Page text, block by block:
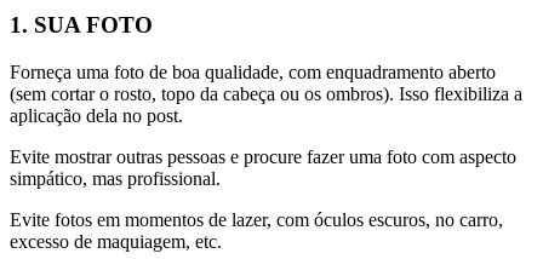
1. SUA FOTO
Forneça uma foto de boa qualidade, com enquadramento aberto
(sem cortar o rosto, topo da cabeça ou os ombros). Isso flexibiliza a
aplicação dela no post.
Evite mostrar outras pessoas e procure fazer uma foto com aspecto
simpático, mas profissional.
Evite fotos em momentos de lazer, com óculos escuros, no carro,
excesso de maquiagem, etc.